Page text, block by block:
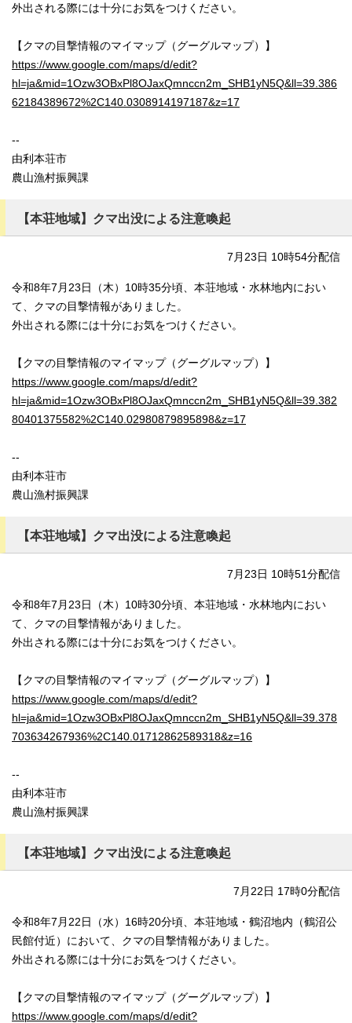
外出される際には十分にお気をつけください。
【クマの目撃情報のマイマップ（グーグルマップ）】
https://www.google.com/maps/d/edit?
hl=ja&mid=1Ozw3OBxPl8OJaxQmnccn2m_SHB1yN5Q&ll=39.386
62184389672%2C140.0308914197187&z=17
--
由利本荘市
農山漁村振興課
【本荘地域】クマ出没による注意喚起
7月23日 10時54分配信
令和8年7月23日（木）10時35分頃、本荘地域・水林地内におい
て、クマの目撃情報がありました。
外出される際には十分にお気をつけください。
【クマの目撃情報のマイマップ（グーグルマップ）】
https://www.google.com/maps/d/edit?
hl=ja&mid=1Ozw3OBxPl8OJaxQmnccn2m_SHB1yN5Q&ll=39.382
80401375582%2C140.02980879895898&z=17
--
由利本荘市
農山漁村振興課
【本荘地域】クマ出没による注意喚起
7月23日 10時51分配信
令和8年7月23日（木）10時30分頃、本荘地域・水林地内におい
て、クマの目撃情報がありました。
外出される際には十分にお気をつけください。
【クマの目撃情報のマイマップ（グーグルマップ）】
https://www.google.com/maps/d/edit?
hl=ja&mid=1Ozw3OBxPl8OJaxQmnccn2m_SHB1yN5Q&ll=39.378
703634267936%2C140.01712862589318&z=16
--
由利本荘市
農山漁村振興課
【本荘地域】クマ出没による注意喚起
7月22日 17時0分配信
令和8年7月22日（水）16時20分頃、本荘地域・鶴沼地内（鶴沼公
民館付近）において、クマの目撃情報がありました。
外出される際には十分にお気をつけください。
【クマの目撃情報のマイマップ（グーグルマップ）】
https://www.google.com/maps/d/edit?